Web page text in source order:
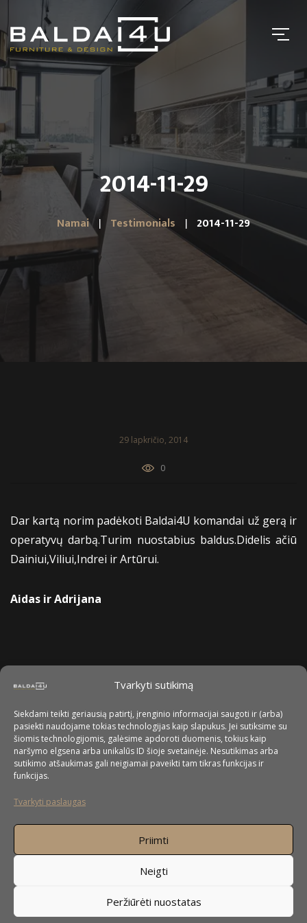
Tvarkyti sutikimą
Siekdami teikti geriausią patirtį, įrenginio informacijai saugoti ir (arba)
pasiekti naudojame tokias technologijas kaip slapukus. Jei sutiksime su
šiomis technologijomis, galėsime apdoroti duomenis, tokius kaip
naršymo elgsena arba unikalūs ID šioje svetainėje. Nesutikimas arba
sutikimo atšaukimas gali neigiamai paveikti tam tikras funkcijas ir
funkcijas.
Tvarkyti paslaugas
Priimti
Neigti
Peržiūrėti nuostatas
2014-11-29
Namai Testimonials 2014-11-29
29 lapkričio, 2014
0
Dar kartą norim padėkoti Baldai4U komandai už gerą ir
operatyvų darbą.Turim nuostabius baldus.Didelis ačiū
Dainiui,Viliui,Indrei ir Artūrui.
Aidas ir Adrijana